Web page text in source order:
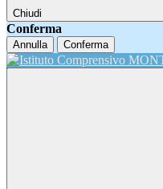
Chiudi
Conferma
Annulla Conferma